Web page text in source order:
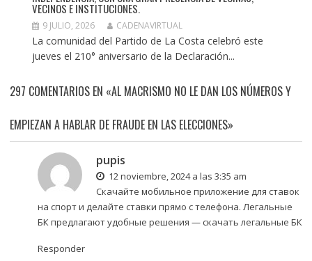
VECINOS E INSTITUCIONES.
9 JULIO, 2026 CADENAVIRTUAL
La comunidad del Partido de La Costa celebró este
jueves el 210° aniversario de la Declaración...
297 COMENTARIOS EN «AL MACRISMO NO LE DAN LOS NÚMEROS Y
EMPIEZAN A HABLAR DE FRAUDE EN LAS ELECCIONES»
pupis
12 noviembre, 2024 a las 3:35 am
Скачайте мобильное приложение для ставок
на спорт и делайте ставки прямо с телефона. Легальные
БК предлагают удобные решения — скачать легальные БК
Responder